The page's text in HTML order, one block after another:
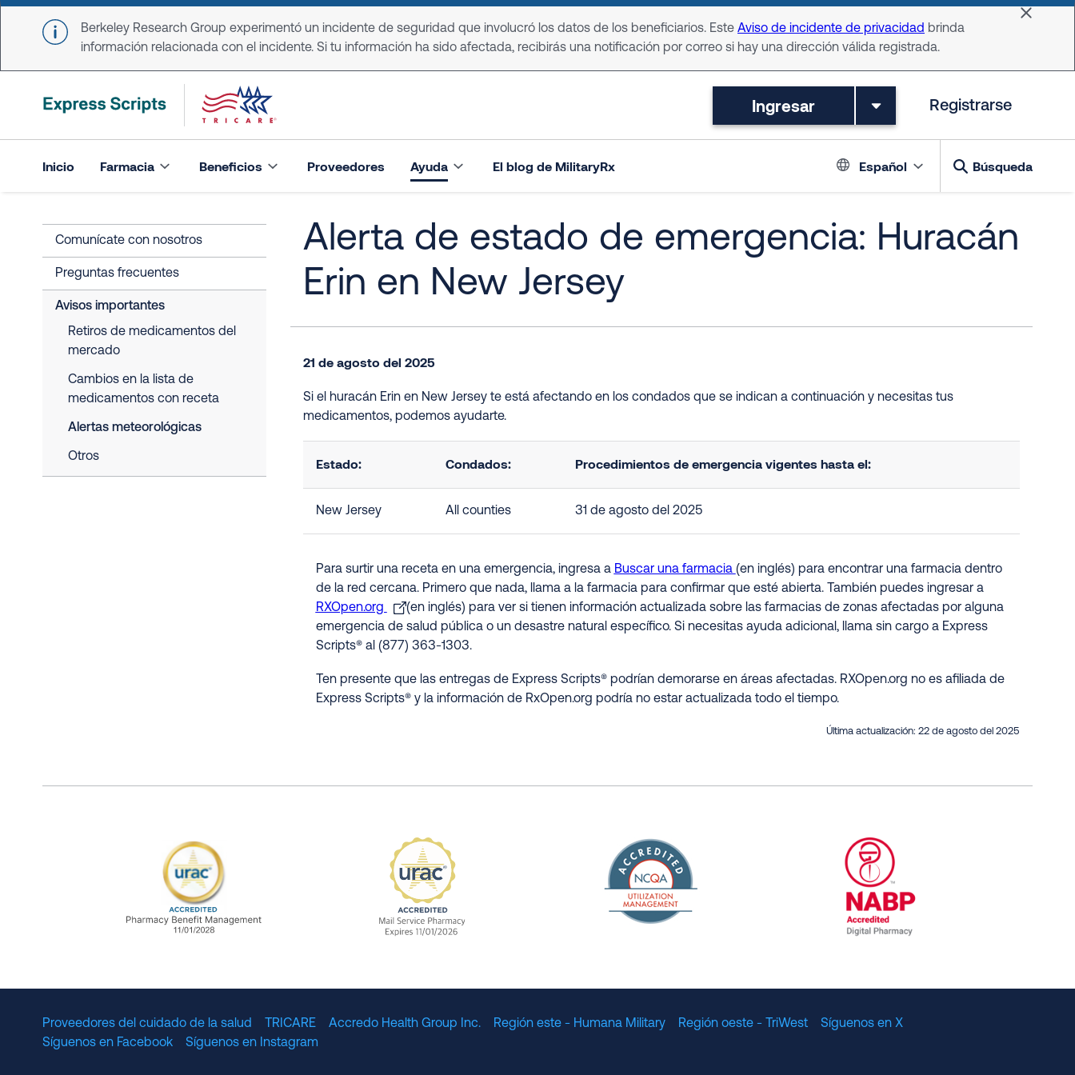
Skip to main content
Berkeley Research Group experimentó un incidente de seguridad que involucró los datos de los beneficiarios. Este Aviso de incidente de privacidad brinda
información relacionada con el incidente. Si tu información ha sido afectada, recibirás una notificación por correo si hay una dirección válida registrada.
Dismiss
Ingresar Registrarse
Inicio Farmacia Beneficios Proveedores Ayuda El blog de MilitaryRx Language
Español Búsqueda
Comunícate con nosotros
Preguntas frecuentes
Avisos importantes
Retiros de medicamentos del
mercado
Cambios en la lista de
medicamentos con receta
Alertas meteorológicas
Otros
Alerta de estado de emergencia: Huracán
Erin en New Jersey
21 de agosto del 2025
Si el huracán Erin en New Jersey te está afectando en los condados que se indican a continuación y necesitas tus
medicamentos, podemos ayudarte.
Estado: Condados: Procedimientos de emergencia vigentes hasta el:
New Jersey All counties 31 de agosto del 2025
Para surtir una receta en una emergencia, ingresa a Buscar una farmacia (en inglés) para encontrar una farmacia dentro
de la red cercana. Primero que nada, llama a la farmacia para confirmar que esté abierta. También puedes ingresar a
RXOpen.org
(en inglés) para ver si tienen información actualizada sobre las farmacias de zonas afectadas por alguna
emergencia de salud pública o un desastre natural específico. Si necesitas ayuda adicional, llama sin cargo a Express
Scripts® al (877) 363-1303.
Ten presente que las entregas de Express Scripts® podrían demorarse en áreas afectadas. RXOpen.org no es afiliada de
Express Scripts® y la información de RxOpen.org podría no estar actualizada todo el tiempo.
Última actualización: 22 de agosto del 2025
Proveedores del cuidado de la salud TRICARE Accredo Health Group Inc. Región este - Humana Military Región oeste - TriWest
Síguenos en X
Síguenos en Facebook
Síguenos en Instagram